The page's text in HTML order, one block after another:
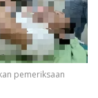
pemeriksaan